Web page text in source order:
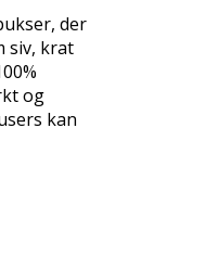
der
siv, krat
og
kan